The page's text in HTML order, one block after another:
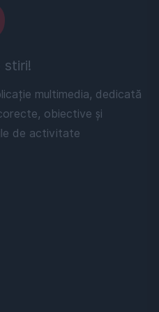
stiri!
multimedia, dedicată
obiective și
de activitate